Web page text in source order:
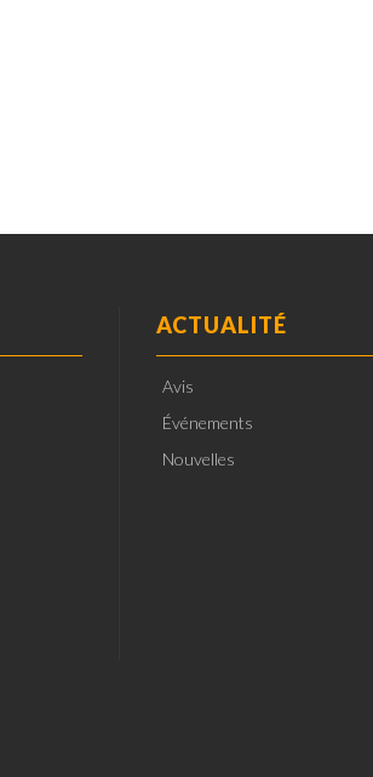
ACTUALITÉ
Avis
Événements
Nouvelles